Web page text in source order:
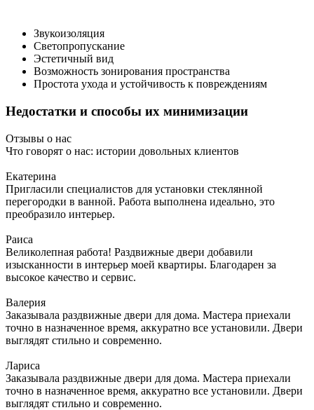
Звукоизоляция
Светопропускание
Эстетичный вид
Возможность зонирования пространства
Простота ухода и устойчивость к повреждениям
Недостатки и способы их минимизации
Отзывы о нас
Что говорят о нас: истории довольных клиентов
Екатерина
Пригласили специалистов для установки стеклянной
перегородки в ванной. Работа выполнена идеально, это
преобразило интерьер.
Раиса
Великолепная работа! Раздвижные двери добавили
изысканности в интерьер моей квартиры. Благодарен за
высокое качество и сервис.
Валерия
Заказывала раздвижные двери для дома. Мастера приехали
точно в назначенное время, аккуратно все установили. Двери
выглядят стильно и современно.
Лариса
Заказывала раздвижные двери для дома. Мастера приехали
точно в назначенное время, аккуратно все установили. Двери
выглядят стильно и современно.